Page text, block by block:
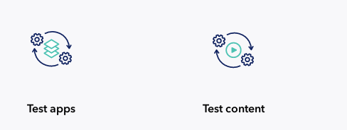
Test apps Test content